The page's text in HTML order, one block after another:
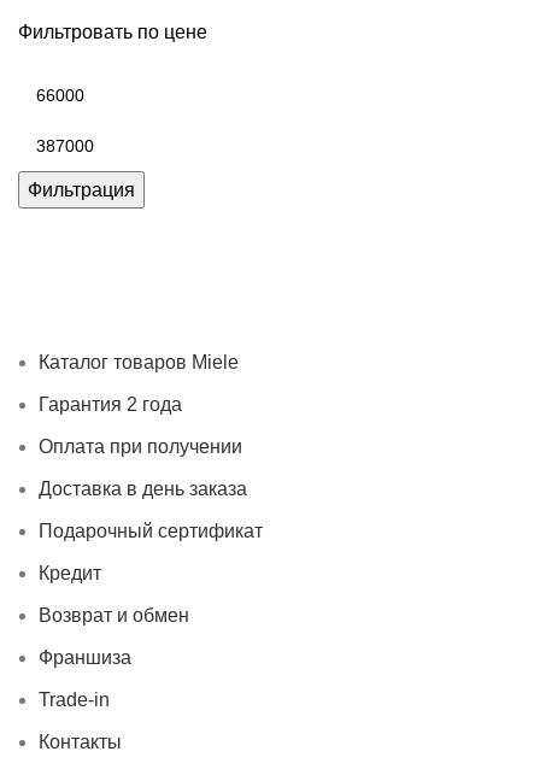
Фильтровать по цене
Фильтрация
Каталог товаров Miele
Гарантия 2 года
Оплата при получении
Доставка в день заказа
Подарочный сертификат
Кредит
Возврат и обмен
Франшиза
Trade-in
Контакты